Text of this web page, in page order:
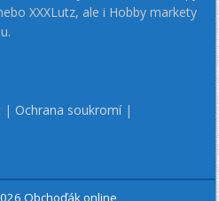
XXXLutz, ale i Hobby markety
|Ochrana soukromí|
Obchoďák online